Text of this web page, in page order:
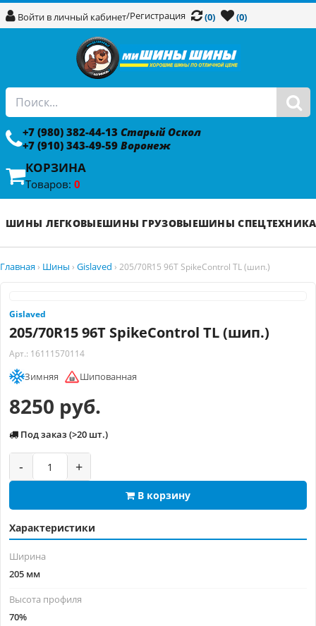
Войти в личный кабинет/Регистрация (0) (0)
+7 (980) 382-44-13 Старый Оскол
+7 (910) 343-49-59 Воронеж
КОРЗИНА
Товаров: 0
ШИНЫ ЛЕГКОВЫЕШИНЫ ГРУЗОВЫЕШИНЫ СПЕЦТЕХНИКА
Главная › Шины › Gislaved › 205/70R15 96T SpikeControl TL (шип.)
Gislaved
205/70R15 96T SpikeControl TL (шип.)
Арт.: 16111570114
Зимняя Шипованная
8250 руб.
Под заказ (>20 шт.)
- +
В корзину
Характеристики
Ширина
205 мм
Высота профиля
70%